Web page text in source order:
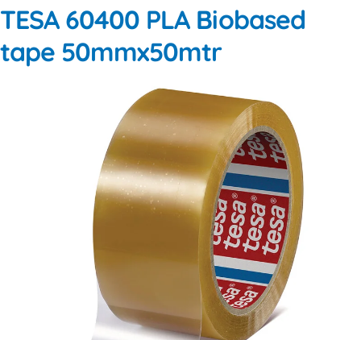
TESA 60400 PLA Biobased
tape 50mmx50mtr